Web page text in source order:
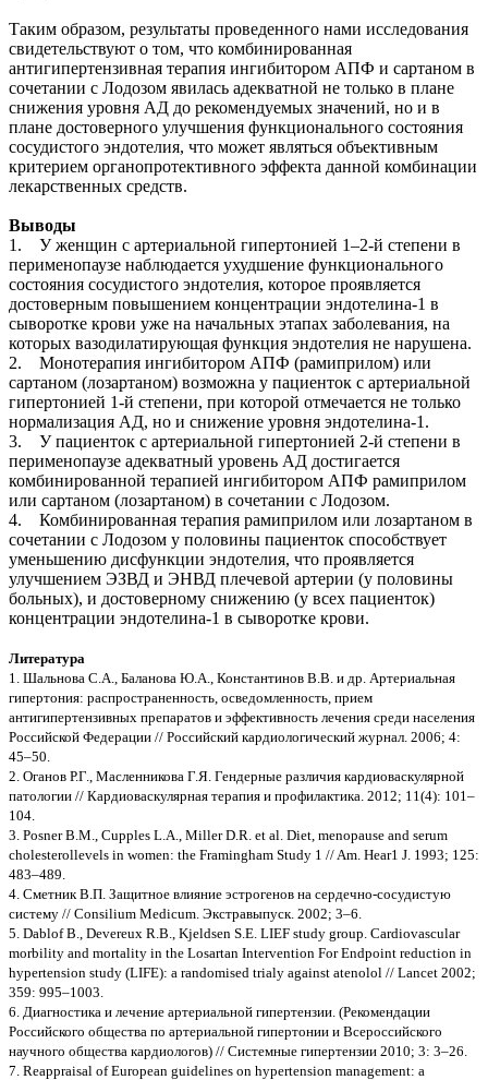
Таким образом, результаты проведенного нами исследования
свидетельствуют о том, что комбинированная
антигипертензивная терапия ингибитором АПФ и сартаном в
сочетании с Лодозом явилась адекватной не только в плане
снижения уровня АД до рекомендуемых значений, но и в
плане достоверного улучшения функционального состояния
сосудистого эндотелия, что может являться объективным
критерием органопротективного эффекта данной комбинации
лекарственных средств.
Выводы
1. У женщин с артериальной гипертонией 1–2-й степени в
перименопаузе наблюдается ухудшение функционального
состояния сосудистого эндотелия, которое проявляется
достоверным повышением концентрации эндотелина-1 в
сыворотке крови уже на начальных этапах заболевания, на
которых вазодилатирующая функция эндотелия не нарушена.
2. Монотерапия ингибитором АПФ (рамиприлом) или
сартаном (лозартаном) возможна у пациенток с артериальной
гипертонией 1-й степени, при которой отмечается не только
нормализация АД, но и снижение уровня эндотелина-1.
3. У пациенток с артериальной гипертонией 2-й степени в
перименопаузе адекватный уровень АД достигается
комбинированной терапией ингибитором АПФ рамиприлом
или сартаном (лозартаном) в сочетании с Лодозом.
4. Комбинированная терапия рамиприлом или лозартаном в
сочетании с Лодозом у половины пациенток способствует
уменьшению дисфункции эндотелия, что проявляется
улучшением ЭЗВД и ЭНВД плечевой артерии (у половины
больных), и достоверному снижению (у всех пациенток)
концентрации эндотелина-1 в сыворотке крови.
Литература
1. Шальнова С.А., Баланова Ю.А., Константинов В.В. и др. Артериальная
гипертония: распространенность, осведомленность, прием
антигипертензивных препаратов и эффективность лечения среди населения
Российской Федерации // Российский кардиологический журнал. 2006; 4:
45–50.
2. Оганов Р.Г., Масленникова Г.Я. Гендерные различия кардиоваскулярной
патологии // Кардиоваскулярная терапия и профилактика. 2012; 11(4): 101–
104.
3. Posner B.М., Cupples L.A., Miller D.R. et al. Diet, menopause and serum
cholesterollevels in women: the Framingham Study 1 // Am. Hear1 J. 1993; 125:
483–489.
4. Сметник В.П. Защитное влияние эстрогенов на сердечно-сосудистую
систему // Consilium Мedicum. Экстравыпуск. 2002; 3–6.
5. Dablof B., Devereux R.B., Kjeldsen S.E. LIEF study group. Cardiovascular
morbility and mortality in the Losartan Intervention For Endpoint reduction in
hypertension study (LIFE): a randomised trialy against atenolol // Lancet 2002;
359: 995–1003.
6. Диагностика и лечение артериальной гипертензии. (Рекомендации
Российского общества по артериальной гипертонии и Всероссийского
научного общества кардиологов) // Системные гипертензии 2010; 3: 3–26.
7. Reappraisal of European guidelines on hypertension management: a